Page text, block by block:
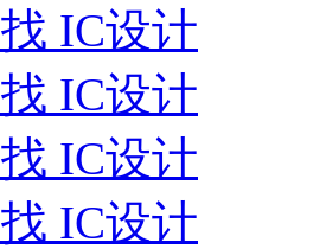
找 IC设计
找 IC设计
找 IC设计
找 IC设计